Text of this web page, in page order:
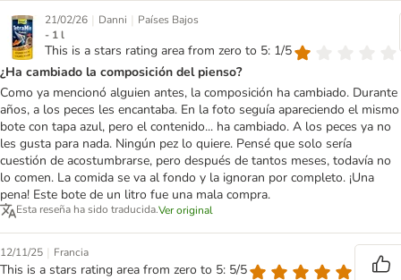
21/02/26 | Danni | Países Bajos
- 1 l
This is a stars rating area from zero to 5: 1/5
¿Ha cambiado la composición del pienso?
Como ya mencionó alguien antes, la composición ha cambiado. Durante
años, a los peces les encantaba. En la foto seguía apareciendo el mismo
bote con tapa azul, pero el contenido... ha cambiado. A los peces ya no
les gusta para nada. Ningún pez lo quiere. Pensé que solo sería
cuestión de acostumbrarse, pero después de tantos meses, todavía no
lo comen. La comida se va al fondo y la ignoran por completo. ¡Una
pena! Este bote de un litro fue una mala compra.
Esta reseña ha sido traducida.Ver original
12/11/25 | Francia
This is a stars rating area from zero to 5: 5/5